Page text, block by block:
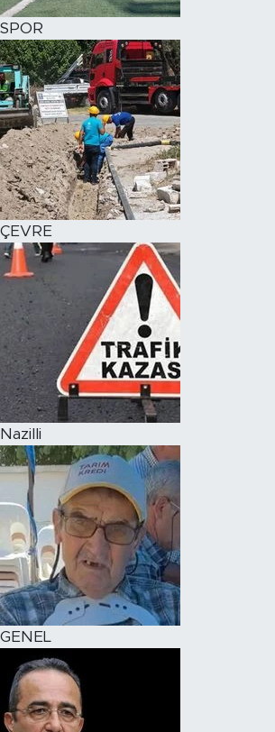
SPOR
ÇEVRE
Nazilli
GENEL